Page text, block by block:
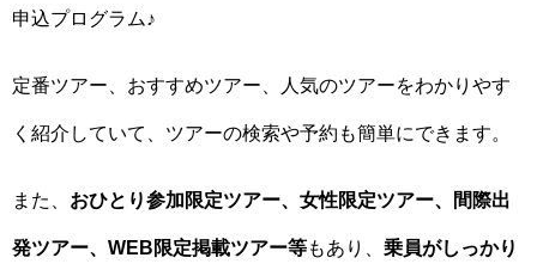
申込プログラム♪
定番ツアー、おすすめツアー、人気のツアーをわかりやす
く紹介していて、ツアーの検索や予約も簡単にできます。
また、 おひとり参加限定ツアー、女性限定ツアー、間際出
発ツアー、WEB限定掲載ツアー等もあり、 乗員がしっかり